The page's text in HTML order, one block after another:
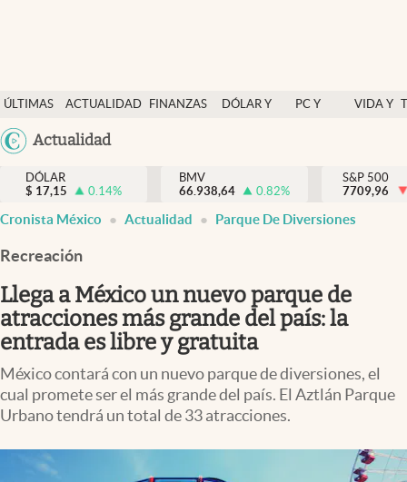
ÚLTIMAS
NOTICIAS
ACTUALIDAD
FINANZAS
DÓLAR Y
PC Y
VIDA Y
México
USA
Actualidad
Actualidad
Finanzas y economía
Dólar y mercados
Pc y celular
Vida y estilo
Tv
Clima
Espiritualidad
DÓLAR
$ 17,15 0.14%
BMV
66.938,64
0.82%
S&P 500
7709,96
Cronista México Actualidad Parque De Diversiones
Recreación
Llega a México un nuevo parque de
atracciones más grande del país: la
entrada es libre y gratuita
México contará con un nuevo parque de diversiones, el
cual promete ser el más grande del país. El Aztlán Parque
Urbano tendrá un total de 33 atracciones.